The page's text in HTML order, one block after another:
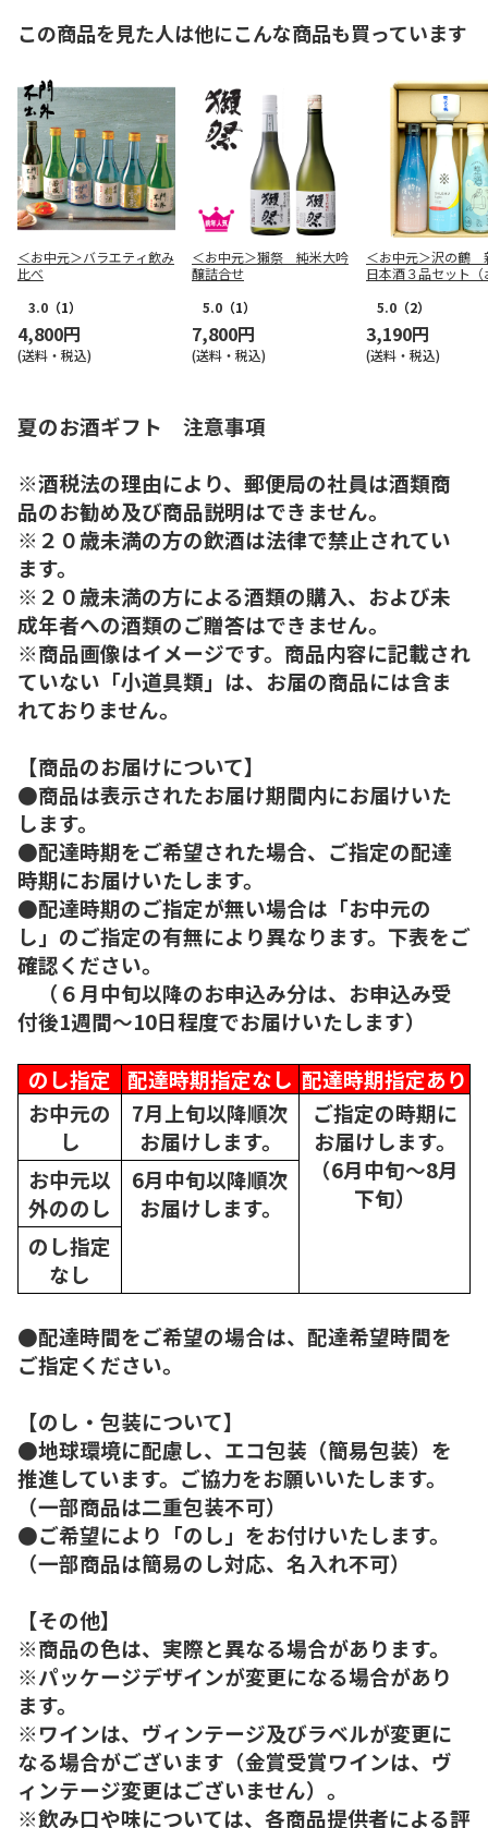
この商品を見た人は他にこんな商品も買っています
＜お中元＞バラエティ飲み
比べ
3.0 （1）
4,800円
(送料・税込)
＜お中元＞獺祭 純米大吟
醸詰合せ
5.0 （1）
7,800円
(送料・税込)
＜お中元＞沢の鶴
日本酒３品セット（
5.0 （2）
3,190円
(送料・税込)
夏のお酒ギフト 注意事項
※酒税法の理由により、郵便局の社員は酒類商
品のお勧め及び商品説明はできません。
※２０歳未満の方の飲酒は法律で禁止されてい
ます。
※２０歳未満の方による酒類の購入、および未
成年者への酒類のご贈答はできません。
※商品画像はイメージです。商品内容に記載され
ていない「小道具類」は、お届の商品には含ま
れておりません。
【商品のお届けについて】
●商品は表示されたお届け期間内にお届けいた
します。
●配達時期をご希望された場合、ご指定の配達
時期にお届けいたします。
●配達時期のご指定が無い場合は「お中元の
し」のご指定の有無により異なります。下表をご
確認ください。
（６月中旬以降のお申込み分は、お申込み受
付後1週間～10日程度でお届けいたします）
のし指定
配達時期指定なし 配達時期指定あり
お中元の
し
7月上旬以降順次
お届けします。
ご指定の時期に
お届けします。
（6月中旬～8月
下旬）
お中元以
外ののし
6月中旬以降順次
お届けします。
のし指定
なし
●配達時間をご希望の場合は、配達希望時間を
ご指定ください。
【のし・包装について】
●地球環境に配慮し、エコ包装（簡易包装）を
推進しています。ご協力をお願いいたします。
（一部商品は二重包装不可）
●ご希望により「のし」をお付けいたします。
（一部商品は簡易のし対応、名入れ不可）
【その他】
※商品の色は、実際と異なる場合があります。
※パッケージデザインが変更になる場合があり
ます。
※ワインは、ヴィンテージ及びラベルが変更に
なる場合がございます（金賞受賞ワインは、ヴ
ィンテージ変更はございません）。
※飲み口や味については、各商品提供者による評